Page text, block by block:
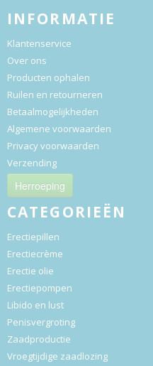
INFORMATIE
Klantenservice
Over ons
Producten ophalen
Ruilen en retourneren
Betaalmogelijkheden
Algemene voorwaarden
Privacy voorwaarden
Verzending
Herroeping
CATEGORIEËN
Erectiepillen
Erectiecrème
Erectie olie
Erectiepompen
Libido en lust
Penisvergroting
Zaadproductie
Vroegtijdige zaadlozing